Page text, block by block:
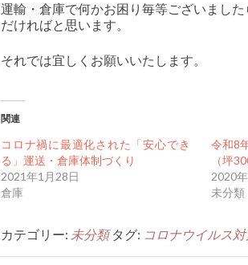
運輸・倉庫で何かお困り毎等ございまし
だければと思います。
それでは宜しくお願いいたします。
関連
コロナ禍に最適化された「安心でき
る」運送・倉庫体制づくり
2021年1月28日
倉庫
令和8
（坪
2020
未分類
カテゴリー: 未分類タグ: コロナウイルス